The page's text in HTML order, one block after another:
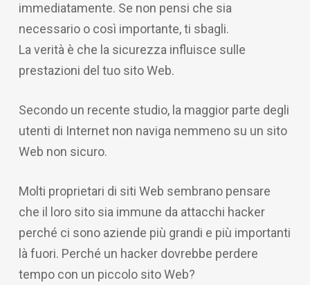
immediatamente. Se non pensi che sia
necessario o così importante, ti sbagli.
La verità è che la sicurezza influisce sulle
prestazioni del tuo sito Web.
Secondo un recente studio, la maggior parte degli
utenti di Internet non naviga nemmeno su un sito
Web non sicuro.
Molti proprietari di siti Web sembrano pensare
che il loro sito sia immune da attacchi hacker
perché ci sono aziende più grandi e più importanti
là fuori. Perché un hacker dovrebbe perdere
tempo con un piccolo sito Web?